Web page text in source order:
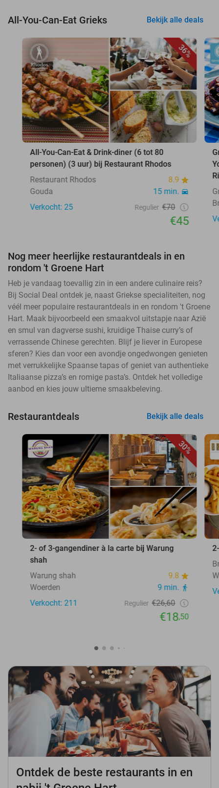
All-You-Can-Eat Grieks Bekijk alle deals
36%
All-You-Can-Eat & Drink-diner (6 tot 80
personen) (3 uur) bij Restaurant Rhodos
Restaurant Rhodos
8.9
Gouda
15 min.
Verkocht: 25
Regulier €70
€45
Nog meer heerlijke restaurantdeals in en
rondom 't Groene Hart
Heb je vandaag toevallig zin in een andere culinaire reis?
Bij Social Deal ontdek je, naast Griekse specialiteiten, nog
véél meer populaire restaurantdeals in en rondom 't Groene
Hart. Maak bijvoorbeeld een smaakvol uitstapje naar Azië
en smul van dagverse sushi, kruidige Thaise curry’s of
verrassende Chinese gerechten. Blijf je liever in Europese
sferen? Kies dan voor een avondje ongedwongen genieten
met verrukkelijke Spaanse tapas of geniet van authentieke
Italiaanse pizza’s en romige pasta’s. Ontdek het volledige
aanbod en kies jouw ultieme smaakbeleving.
Restaurantdeals Bekijk alle deals
30%
2- of 3-gangendiner à la carte bij Warung
shah
Warung shah
9.8
Woerden
9 min.
Verkocht: 211
Regulier €26,60
€18,50
Ontdek de beste restaurants in en